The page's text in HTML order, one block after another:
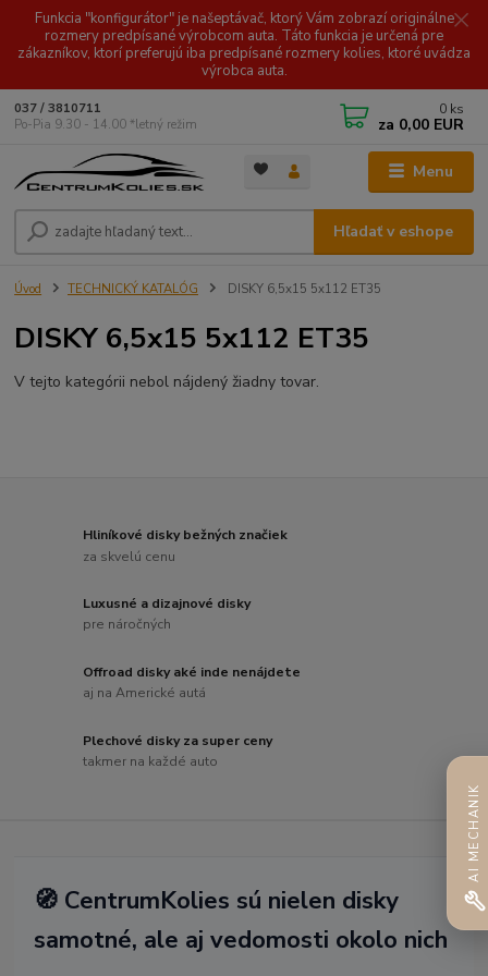
Funkcia "konfigurátor" je našeptávač, ktorý Vám zobrazí originálne
rozmery predpísané výrobcom auta. Táto funkcia je určená pre
zákazníkov, ktorí preferujú iba predpísané rozmery kolies, ktoré uvádza
výrobca auta.
Menu
Hľadať v eshope
037 / 3810711
Po-Pia 9.30 - 14.00 *letný režim
0 ks
za 0,00 EUR
Úvod TECHNICKÝ KATALÓG DISKY 6,5x15 5x112 ET35
DISKY 6,5x15 5x112 ET35
V tejto kategórii nebol nájdený žiadny tovar.
Hliníkové disky bežných značiek
za skvelú cenu
Luxusné a dizajnové disky
pre náročných
Offroad disky aké inde nenájdete
aj na Americké autá
Plechové disky za super ceny
takmer na každé auto
🧭 CentrumKolies sú nielen disky
samotné, ale aj vedomosti okolo nich
AI MECHANIK